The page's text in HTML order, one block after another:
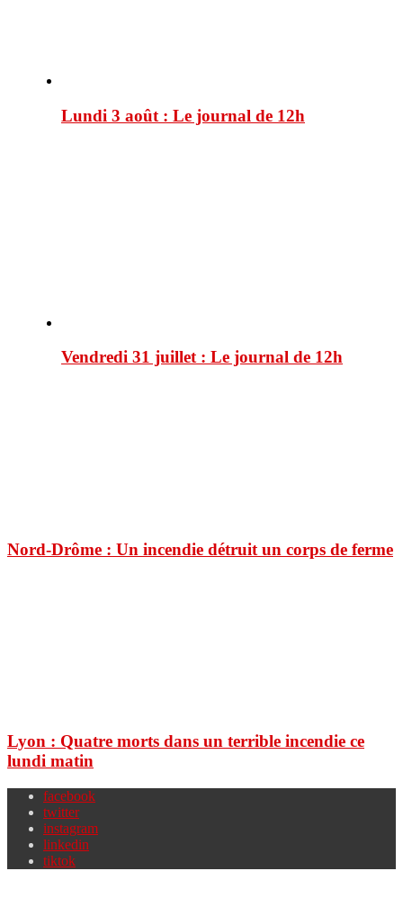
Lundi 3 août : Le journal de 12h
Vendredi 31 juillet : Le journal de 12h
Nord-Drôme : Un incendie détruit un corps de ferme
Lyon : Quatre morts dans un terrible incendie ce
lundi matin
facebook
twitter
instagram
linkedin
tiktok